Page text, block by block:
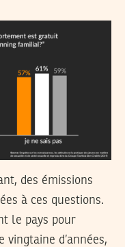
des émissions
à ces questions.
le pays pour
vingtaine d’années,